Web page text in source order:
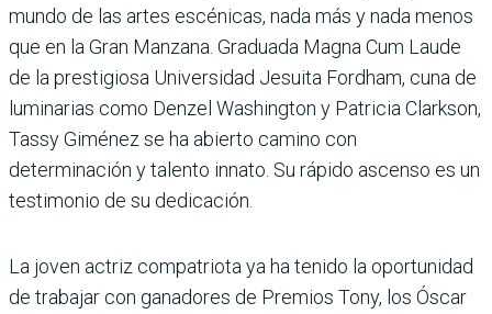
mundo de las artes escénicas, nada más y nada menos
que en la Gran Man­zana. Graduada Magna Cum Laude
de la prestigiosa Uni­versidad Jesuita Fordham, cuna de
luminarias como Denzel Washington y Patri­cia Clarkson,
Tassy Gimé­nez se ha abierto camino con
determinación y talento innato. Su rápido ascenso es un
testimonio de su dedi­cación.
La joven actriz compatriota ya ha tenido la oportunidad
de trabajar con ganadores de Premios Tony, los Óscar